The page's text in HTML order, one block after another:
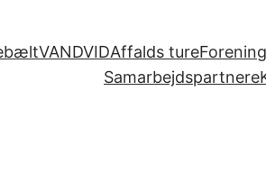
VANDVIDAffalds ture
Samarbejdspartnere